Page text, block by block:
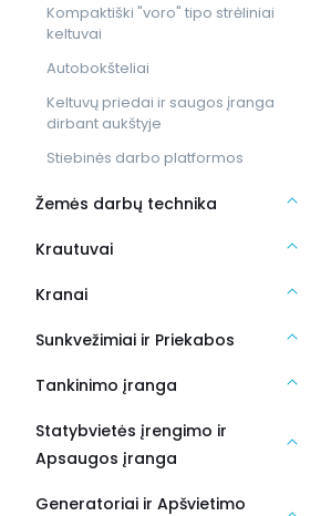
Kompaktiški "voro" tipo strėliniai
keltuvai
Autobokšteliai
Keltuvų priedai ir saugos įranga
dirbant aukštyje
Stiebinės darbo platformos
Žemės darbų technika
Krautuvai
Kranai
Sunkvežimiai ir Priekabos
Tankinimo įranga
Statybvietės įrengimo ir
Apsaugos įranga
Generatoriai ir Apšvietimo